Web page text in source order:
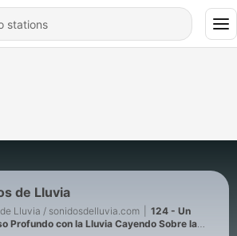
de Lluvia
Lluvia / sonidosdelluvia.com
124 - Un
Profundo con la Lluvia Cayendo Sobre la